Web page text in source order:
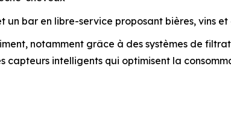
bar en libre-service proposant bières, vins
notamment grâce à des systèmes de
intelligents qui optimisent la